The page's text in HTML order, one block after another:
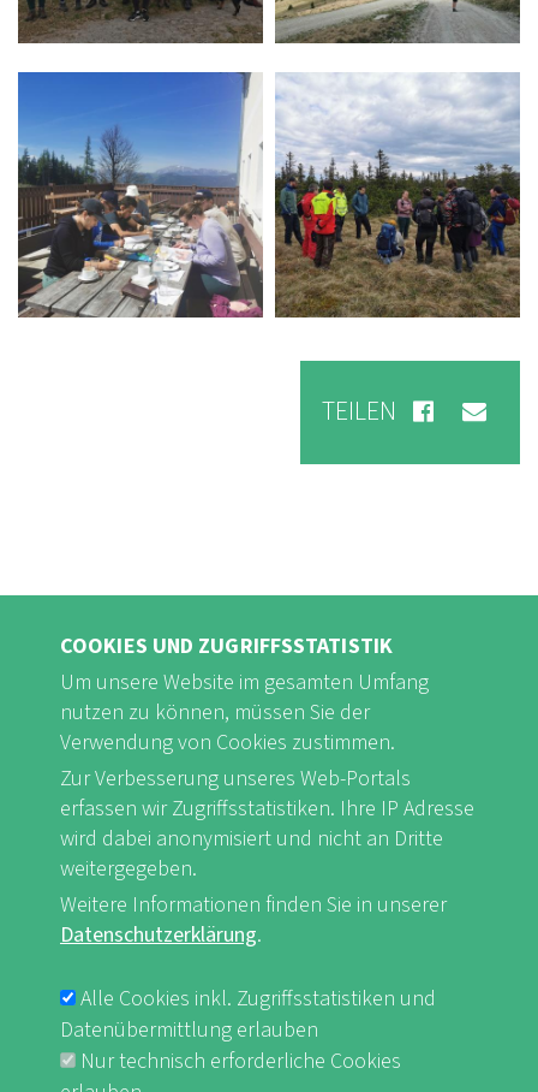
TEILEN
FB Youtube Instagram
Impressum & Datenschutz
COOKIES UND ZUGRIFFSSTATISTIK
Um unsere Website im gesamten Umfang
nutzen zu können, müssen Sie der
Verwendung von Cookies zustimmen.
Zur Verbesserung unseres Web-Portals
erfassen wir Zugriffsstatistiken. Ihre IP Adresse
wird dabei anonymisiert und nicht an Dritte
weitergegeben.
Weitere Informationen finden Sie in unserer
Datenschutzerklärung.
Alle Cookies inkl. Zugriffsstatistiken und
Datenübermittlung erlauben
Nur technisch erforderliche Cookies